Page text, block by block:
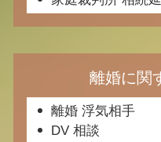
離婚に関
離婚 浮気相手
DV 相談